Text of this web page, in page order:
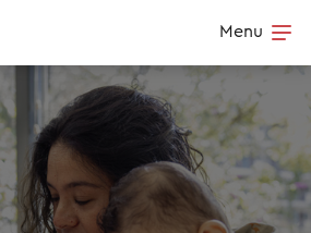
Menu